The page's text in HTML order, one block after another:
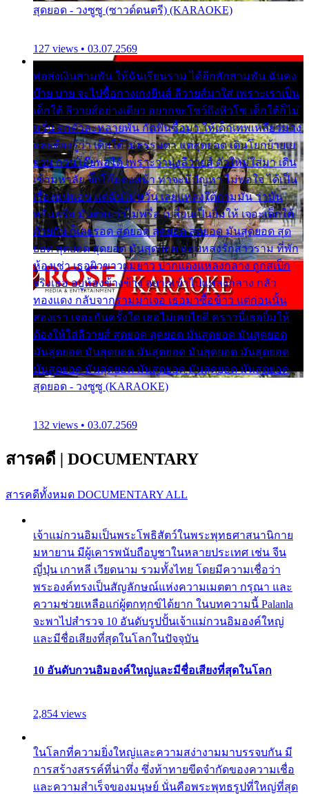
สุดยอด - วงซูซู (ซาวด์ดนตรี) (KARAOKE)
127 views • 03.07.2569
พ่อส่งเงินสามพัน ให้ฉันเรียนราม ได้อีกสักสามพัน ฉันคง
บ๊าย บาย จะไปซื้อกางเกงยีนส์ ลีวายส์มาใส่ เพราะเราเป็น
เด็กใต้ ลีวายส์อย่างเดียว อยากจะโชว์ถึงหิวโซ เด็กใต้ก็ไม่
หวั่น ตกตัวละหลายพัน กัดฟันซื้อมา ให้เด็กเทพเหลียวมอง
และต้องรู้ว่า เด็กใต้ไม่ธรรมดา แต่สุดยอด เดินโยกย้ายเย
ยวน กวนโอ๊ยพอได้ เพราะว่านุ่งลีวายส์ ตัวใหม่ใส่มา เดิน
เข้ามหาลัย จิ๊กโก๊มองหน้า ท่าจะมีปัญหา ไม่พอใจ ได้เป็น
เรื่องแน่นอน แต่ฉันไม่หวั่น เลยแหลงใต้ถามมัน ว่ามัน
พรั่นพรือ มันตอบว่าไม่พรื่อ เปลี่ยนเป็นยิ้มให้ เจอะเด็กใต้
ด้วยกัน ก็เลยรอด สุดยอด สุดยอด สุดยอด มันสุดยอด สุด
ยอด สุดยอด สุดยอด มันสุดยอด แอบหลงรักสาวราม ที่พัก
ห้องเช่า เธอผิวขาวผมยาว ปากแดงแหลงกลาง ถูกสเป็ก
จริงเธอ อยู่ห้องข้างข้าง อยากเข้าไปแหลงกลาง กลัว
ทองแดง กลับจากรามมาเจอ เธอมาซื้อข้าว แต่ก่อนนั้น
สองเรา เจอะกันครั้งใด เธอไม่เคยไยดี คราวนี้เธอยิ้มให้
ต้องให้ใส่ลีวายส์ สุดยอด สุดยอด มันสุดยอด มันสุดยอด
มันสุดยอด มันสุดยอด มันสุดยอด มันสุดยอด มันสุดยอด
มันสุดยอด มันสุดยอด มันสุดยอด มันสุดยอด มันสุดยอด
สุดยอด - วงซูซู (KARAOKE)
132 views • 03.07.2569
สารคดี | DOCUMENTARY
สารคดีทั้งหมด DOCUMENTARY ALL
เจ้าแม่กวนอิมเป็นพระโพธิสัตว์ในพระพุทธศาสนานิกาย
มหายาน มีผู้เคารพนับถือบูชาในหลายประเทศ เช่น จีน
ญี่ปุ่น เกาหลี เวียดนาม รวมทั้งไทย โดยมีความเชื่อว่า
พระองค์ทรงเป็นสัญลักษณ์แห่งความเมตตา กรุณา และ
ความช่วยเหลือแก่ผู้ตกทุกข์ได้ยาก ในบทความนี้ Palanla
จะพาไปสำรวจ 10 อันดับรูปปั้นเจ้าแม่กวนอิมองค์ใหญ่
และมีชื่อเสียงที่สุดในโลกในปัจจุบัน
10 อันดับกวนอิมองค์ใหญ่และมีชื่อเสียงที่สุดในโลก
2,854 views
ในโลกที่ความยิ่งใหญ่และความสง่างามมาบรรจบกัน มี
การสร้างสรรค์ที่น่าทึ่ง ซึ่งท้าทายขีดจำกัดของความเชื่อ
และความสำเร็จของมนุษย์ นั่นคือพระพุทธรูปที่ใหญ่ที่สุด